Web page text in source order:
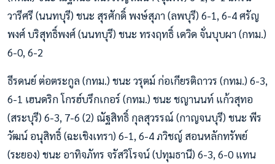
วารีศรี (นนทบุรี) ชนะ สุรศักดิ์ พงษ์สุภา (ลพบุรี) 6-1, 6-4 ศรัญ
พงศ์ บริสุทธิ์พงศ์ (นนทบุรี) ชนะ ทรงฤทธิ์ เดวิด จั่นบุบผา (กทม.)
6-0, 6-2
ธีรดนย์ ต่อตระกูล (กทม.) ชนะ วรุตม์ ก่อเกียรติถาวร (กทม.) 6-3,
6-1 เฮนดริก โกรฮ์บรึกเกอร์ (กทม.) ชนะ ชญานนท์ แก้วสุทอ
(สระบุรี) 6-3, 7-6 (2) ณัฐสิทธิ์ กุลสุวรรณ์ (กาญจนบุรี) ชนะ พีร
วัฒน์ อนุสิทธิ์ (ฉะเชิงเทรา) 6-1, 6-4 ภวิชญ์ สอนหลักทรัพย์
(ระยอง) ชนะ อาทิจภัทร จรัสวิโรจน์ (ปทุมธานี) 6-3, 6-0 แทน